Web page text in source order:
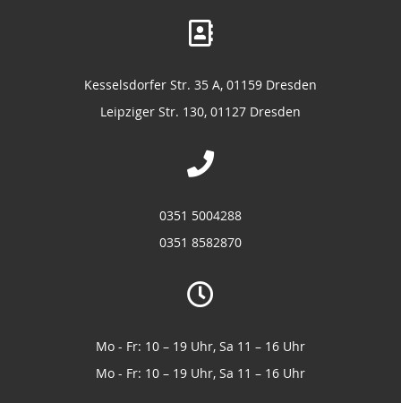
Kesselsdorfer Str. 35 A, 01159 Dresden
Leipziger Str. 130, 01127 Dresden
0351 5004288
0351 8582870
Mo - Fr: 10 – 19 Uhr, Sa 11 – 16 Uhr
Mo - Fr: 10 – 19 Uhr, Sa 11 – 16 Uhr